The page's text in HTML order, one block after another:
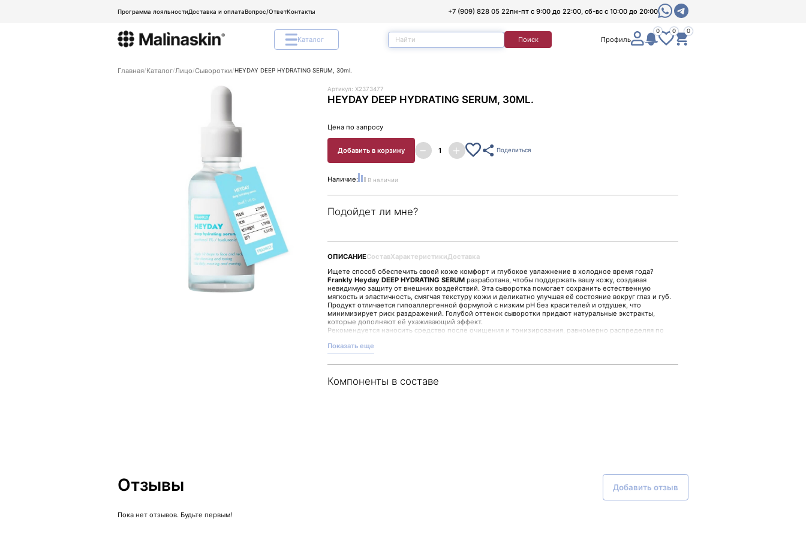
Программа лояльностиДоставка и оплатаВопрос/ОтветКонтакты +7 (909) 828 05 22пн-пт с 9:00 до 22:00, сб-вс с 10:00 до 20:00
Каталог Поиск Профиль
0 0 0
Главная Каталог Лицо Сыворотки HEYDAY DEEP HYDRATING SERUM, 30ml.
Артикул: X2373477
HEYDAY DEEP HYDRATING SERUM, 30ML.
Цена по запросу
Добавить в корзину Поделиться
Наличие: В наличии
Подойдет ли мне?
ОПИСАНИЕСоставХарактеристикиДоставка
Ищете способ обеспечить своей коже комфорт и глубокое увлажнение в холодное время года?
Frankly Heyday DEEP HYDRATING SERUM разработана, чтобы поддержать вашу кожу, создавая
невидимую защиту от внешних воздействий. Эта сыворотка помогает сохранить естественную
мягкость и эластичность, смягчая текстуру кожи и деликатно улучшая её состояние вокруг глаз и губ.
Продукт отличается гипоаллергенной формулой с низким pH без красителей и отдушек, что
минимизирует риск раздражений. Голубой оттенок сыворотки придают натуральные экстракты,
которые дополняют её ухаживающий эффект.
Рекомендуется наносить средство после очищения и тонизирования, равномерно распределяя по
губ и шеи для дополнительного увлажнения.
Ключевые преимущества сыворотки:
Поддержание естественного баланса кожи
Защита от неблагоприятных факторов окружающей среды
Показать еще
Компоненты в составе
Отзывы Добавить отзыв
Пока нет отзывов. Будьте первым!